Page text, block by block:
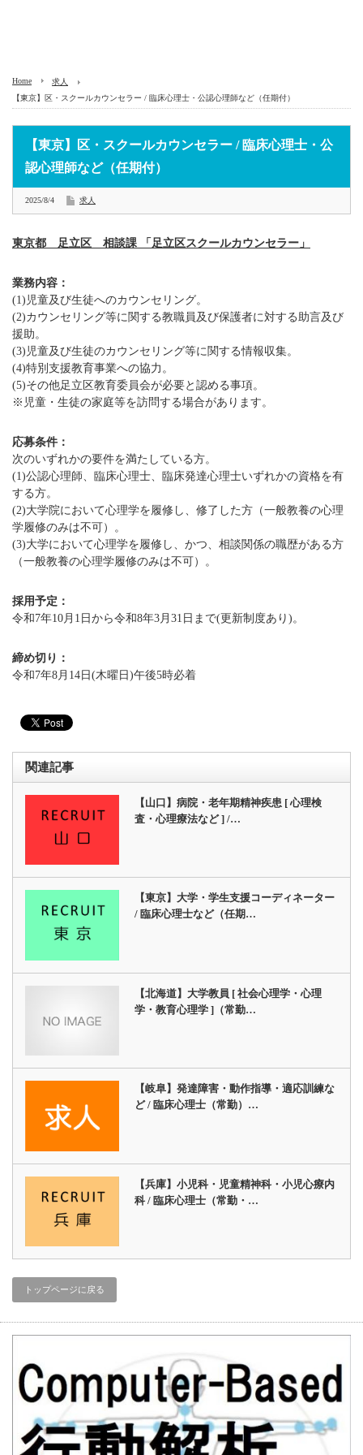
Home
求人
【東京】区・スクールカウンセラー / 臨床心理士・公認心理師など（任期付）
【東京】区・スクールカウンセラー / 臨床心理士・公
認心理師など（任期付）
2025/8/4 求人
東京都 足立区 相談課 「足立区スクールカウンセラー」
業務内容：
(1)児童及び生徒へのカウンセリング。
(2)カウンセリング等に関する教職員及び保護者に対する助言及び
援助。
(3)児童及び生徒のカウンセリング等に関する情報収集。
(4)特別支援教育事業への協力。
(5)その他足立区教育委員会が必要と認める事項。
※児童・生徒の家庭等を訪問する場合があります。
応募条件：
次のいずれかの要件を満たしている方。
(1)公認心理師、臨床心理士、臨床発達心理士いずれかの資格を有
する方。
(2)大学院において心理学を履修し、修了した方（一般教養の心理
学履修のみは不可）。
(3)大学において心理学を履修し、かつ、相談関係の職歴がある方
（一般教養の心理学履修のみは不可）。
採用予定：
令和7年10月1日から令和8年3月31日まで(更新制度あり)。
締め切り：
令和7年8月14日(木曜日)午後5時必着
関連記事
【山口】病院・老年期精神疾患 [ 心理検
査・心理療法など ] /…
【東京】大学・学生支援コーディネーター
/ 臨床心理士など（任期…
【北海道】大学教員 [ 社会心理学・心理
学・教育心理学 ]（常勤…
【岐阜】発達障害・動作指導・適応訓練な
ど / 臨床心理士（常勤）…
【兵庫】小児科・児童精神科・小児心療内
科 / 臨床心理士（常勤・…
トップページに戻る